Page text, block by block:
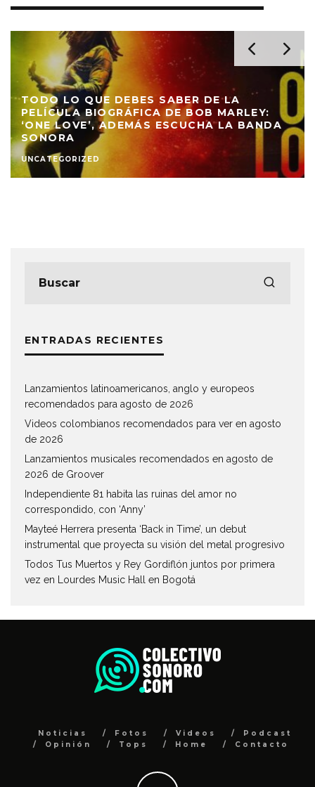
TODO LO QUE DEBES SABER DE LA
PELÍCULA BIOGRÁFICA DE BOB MARLEY:
‘ONE LOVE’, ADEMÁS ESCUCHA LA BANDA
SONORA
UNCATEGORIZED
ENTRADAS RECIENTES
Lanzamientos latinoamericanos, anglo y europeos
recomendados para agosto de 2026
Videos colombianos recomendados para ver en agosto
de 2026
Lanzamientos musicales recomendados en agosto de
2026 de Groover
Independiente 81 habita las ruinas del amor no
correspondido, con ‘Anny’
Mayteé Herrera presenta ‘Back in Time’, un debut
instrumental que proyecta su visión del metal progresivo
Todos Tus Muertos y Rey Gordiflón juntos por primera
vez en Lourdes Music Hall en Bogotá
Noticias Fotos Videos
Podcast
Opinión
Tops Home Contacto